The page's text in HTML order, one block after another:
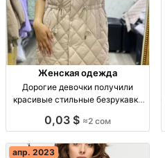
Женская одежда
Дорогие девочки получили
красивые стильные безрукавки
0,03 $ ≈2 сом
апр. 2023